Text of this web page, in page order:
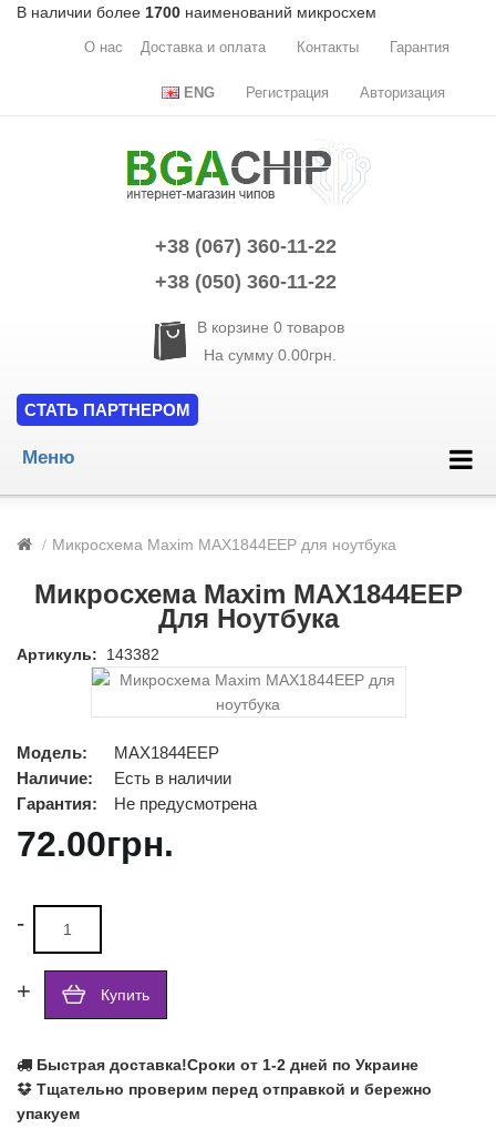
В наличии более 1700 наименований микросхем
О нас Доставка и оплата Контакты Гарантия
ENG Регистрация Авторизация
+38 (067) 360-11-22
+38 (050) 360-11-22
В корзине 0товаров
На сумму 0.00грн.
СТАТЬ ПАРТНЕРОМ
Меню
Микросхема Maxim MAX1844EEP для ноутбука
Микросхема Maxim MAX1844EEP
Для Ноутбука
Артикуль: 143382
Модель:
MAX1844EEP
Наличие:
Есть в наличии
Гарантия:
Не предусмотрена
72.00грн.
-
+ Купить
Быстрая доставка!Сроки от 1-2 дней по Украине
Тщательно проверим перед отправкой и бережно
упакуем